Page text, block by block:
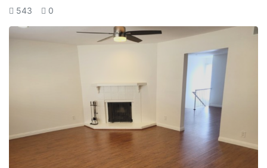
컨텐츠 정보
543 조회 0
본문